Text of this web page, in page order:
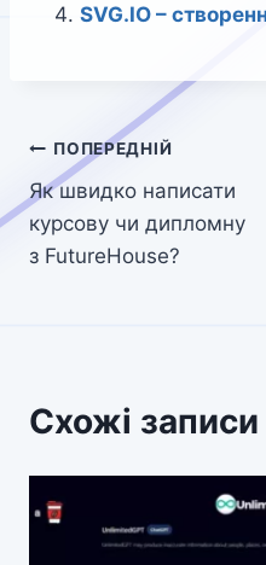
SVG.IO –
Навігація
записів
ПОПЕРЕДНІЙ
Як швидко написати
курсову чи дипломну
з FutureHouse?
Схожі записи